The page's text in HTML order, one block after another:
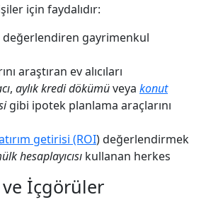
için faydalıdır:
değerlendiren gayrimenkul
araştıran ev alıcıları
, aylık kredi dökümüveya konut
gibi ipotek planlama araçlarını
getirisi (ROI) değerlendirmek
hesaplayıcısı kullanan herkes
İçgörüler